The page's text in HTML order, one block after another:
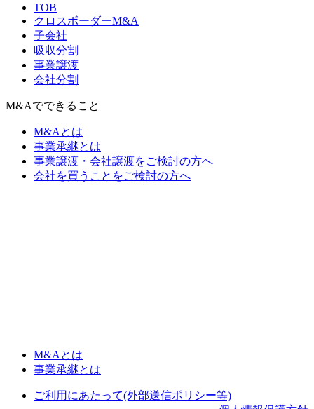
TOB
クロスボーダーM&A
子会社
吸収分割
事業譲渡
会社分割
M&Aでできること
M&Aとは
事業承継とは
事業譲渡・会社譲渡をご検討の方へ
会社を買うことをご検討の方へ
M&Aとは
事業承継とは
ご利用にあたって(外部送信ポリシー等)